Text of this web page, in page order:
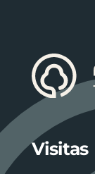
Visitas